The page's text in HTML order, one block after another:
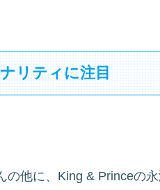
リティに注目
他に、King & Princeの